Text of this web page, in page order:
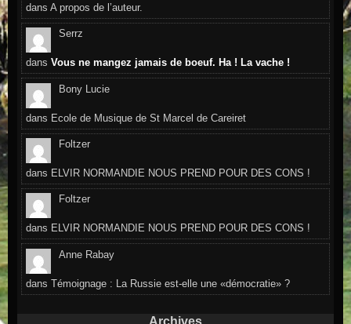
dansA propos de l’auteur.
Serrz
dansVous ne mangez jamais de boeuf. Ha ! La vache !
Bony Lucie
dans Ecole de Musique de St Marcel de Careiret
Foltzer
dans ELVIR NORMANDIE NOUS PREND POUR DES CONS !
Foltzer
dans ELVIR NORMANDIE NOUS PREND POUR DES CONS !
Anne Rabay
dansTémoignage : La Russie est-elle une «démocratie» ?
Archives